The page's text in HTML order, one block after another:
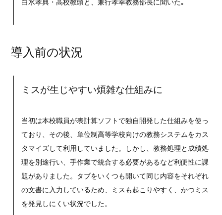
白水孝典・高校教頭と、兼行孝幸教務部長に聞いた｡
導入前の状況
ミスが生じやすい煩雑な仕組みに
当初は本校職員が表計算ソフトで独自開発した仕組みを使っ
ており、その後、単位制高等学校向けの教務システムをカス
タマイズして利用していました。しかし、教務処理と成績処
理を別途行い、手作業で統合する必要があるなど利便性に課
題がありました。タブをいくつも開いて同じ内容をそれぞれ
の文書に入力しているため、ミスも起こりやすく、かつミス
を発見しにくい状況でした。